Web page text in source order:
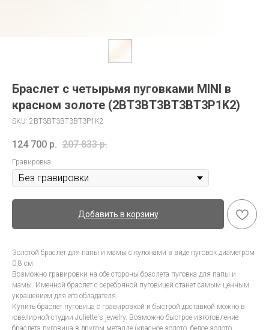
Браслет с четырьмя пуговками MINI в
красном золоте (2BT3BT3BT3BT3P1K2)
SKU: 2BT3BT3BT3BT3P1K2
124 700 р. 207 833 р.
Гравировка
Добавить в корзину
Золотой браслет для папы и мамы с кулонами в виде пуговок диаметром
0,8 см.
Возможно гравировки на обе стороны браслета пуговка для папы и
мамы. Именной браслет с серебряной пуговицей станет самым ценным
украшением для его обладателя.
Купить браслет пуговица с гравировкой и быстрой доставкой можно в
ювелирной студии Juliette's jewelry. Возможно быстрое изготовление